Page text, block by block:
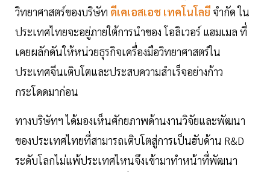
วิทยาศาสตร์ของบริษัท ดีเคเอสเอช เทคโนโลยี จำกัด ใน
ประเทศไทยจะอยู่ภายใต้การนำของ โอลิเวอร์ แฮมเมล ที่
เคยผลักดันให้หน่วยธุรกิจเครื่องมือวิทยาศาสตร์ใน
ประเทศจีนเติบโตและประสบความสำเร็จอย่างก้าว
กระโดดมาก่อน
ทางบริษัทฯ ได้มองเห็นศักยภาพด้านงานวิจัยและพัฒนา
ของประเทศไทยที่สามารถเติบโตสู่การเป็นฮับด้าน R&D
ระดับโลกไม่แพ้ประเทศไหนจึงเข้ามาทำหน้าที่พัฒนา